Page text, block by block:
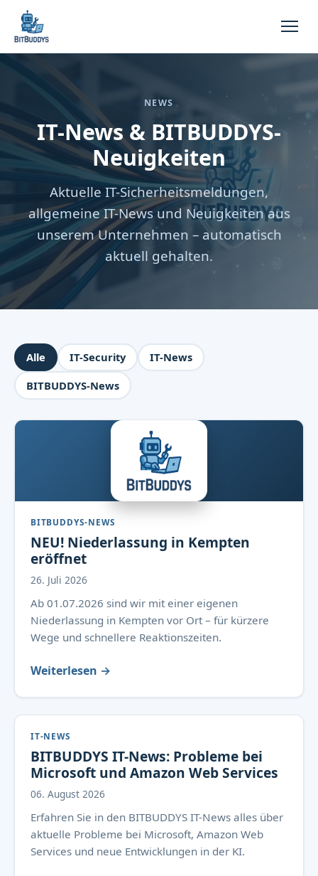
NEWS
IT-News & BITBUDDYS-
Neuigkeiten
Aktuelle IT-Sicherheitsmeldungen,
allgemeine IT-News und Neuigkeiten aus
unserem Unternehmen – automatisch
aktuell gehalten.
Alle IT-Security
IT-News
BITBUDDYS-News
BITBUDDYS-NEWS
NEU! Niederlassung in Kempten
eröffnet
26. Juli 2026
Ab 01.07.2026 sind wir mit einer eigenen
Niederlassung in Kempten vor Ort – für kürzere
Wege und schnellere Reaktionszeiten.
Weiterlesen →
IT-NEWS
BITBUDDYS IT-News: Probleme bei
Microsoft und Amazon Web Services
06. August 2026
Erfahren Sie in den BITBUDDYS IT-News alles über
aktuelle Probleme bei Microsoft, Amazon Web
Services und neue Entwicklungen in der KI.